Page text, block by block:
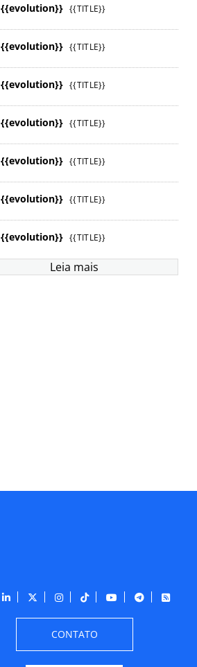
{{evolution}} {{TITLE}}
{{evolution}} {{TITLE}}
{{evolution}} {{TITLE}}
{{evolution}} {{TITLE}}
{{evolution}} {{TITLE}}
{{evolution}} {{TITLE}}
{{evolution}} {{TITLE}}
Leia mais
CONTATO